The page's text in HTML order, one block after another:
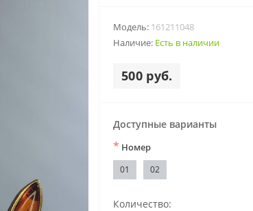
Модель: 161211048
Наличие: Есть в наличии
500 руб.
Доступные варианты
* Номер
01 02
Количество: